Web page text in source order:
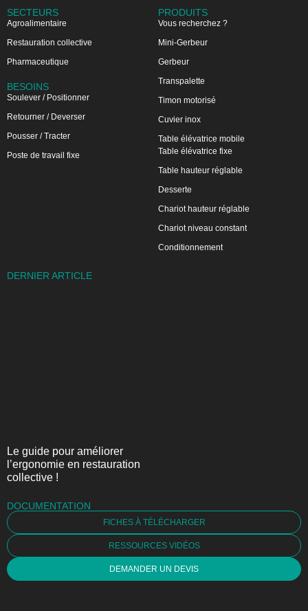
SECTEURS
Agroalimentaire
Restauration collective
Pharmaceutique
BESOINS
Soulever / Positionner
Retourner / Deverser
Pousser / Tracter
Poste de travail fixe
PRODUITS
Vous recherchez ?
Mini-Gerbeur
Gerbeur
Transpalette
Timon motorisé
Cuvier inox
Table élévatrice mobile
Table élévatrice fixe
Table hauteur réglable
Desserte
Chariot hauteur réglable
Chariot niveau constant
Conditionnement
DERNIER ARTICLE
Le guide pour améliorer
l’ergonomie en restauration
collective !
DOCUMENTATION
FICHES À TÉLÉCHARGER
RESSOURCES VIDÉOS
DEMANDER UN DEVIS